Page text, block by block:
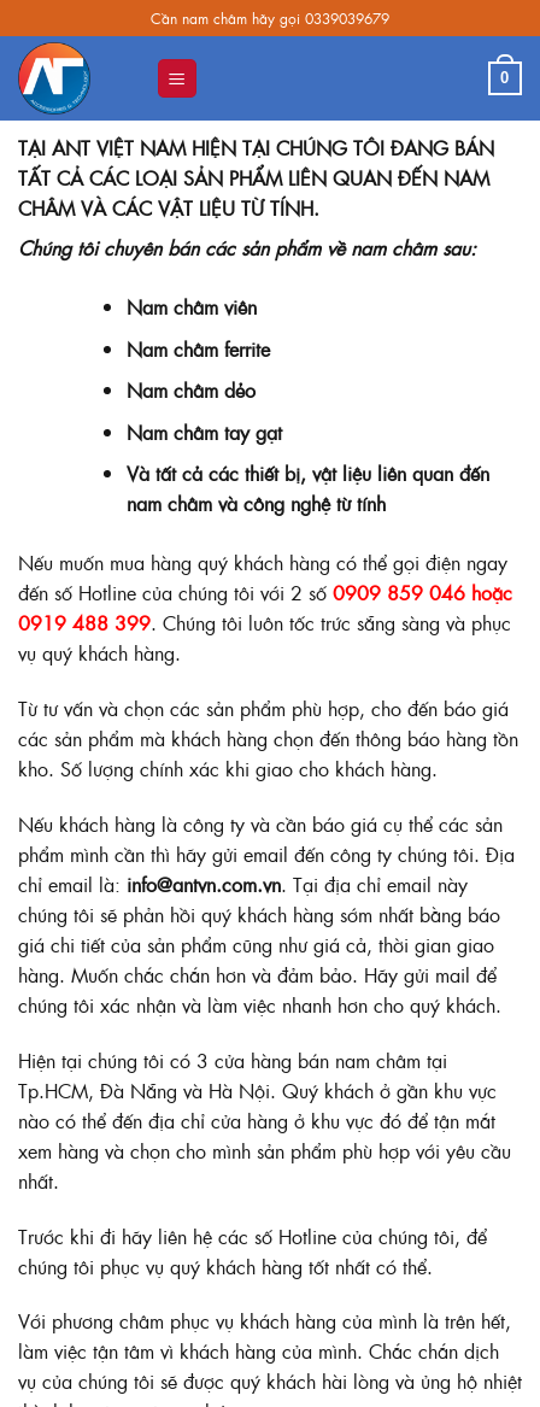
to
content
Cần nam châm hãy gọi 0339039679
0
TẠI ANT VIỆT NAM HIỆN TẠI CHÚNG TÔI ĐANG BÁN
TẤT CẢ CÁC LOẠI SẢN PHẨM LIÊN QUAN ĐẾN NAM
CHÂM VÀ CÁC VẬT LIỆU TỪ TÍNH.
Chúng tôi chuyên bán các sản phẩm về nam châm sau:
Nam châm viên
Nam châm ferrite
Nam châm dẻo
Nam châm tay gạt
Và tất cả các thiết bị, vật liệu liên quan đến
nam châm và công nghệ từ tính
Nếu muốn mua hàng quý khách hàng có thể gọi điện ngay
đến số Hotline của chúng tôi với 2 số 0909 859 046 hoặc
0919 488 399. Chúng tôi luôn tốc trức sẵng sàng và phục
vụ quý khách hàng.
Từ tư vấn và chọn các sản phẩm phù hợp, cho đến báo giá
các sản phẩm mà khách hàng chọn đến thông báo hàng tồn
kho. Số lượng chính xác khi giao cho khách hàng.
Nếu khách hàng là công ty và cần báo giá cụ thể các sản
phẩm mình cần thì hãy gửi email đến công ty chúng tôi. Địa
chỉ email là: info@antvn.com.vn. Tại địa chỉ email này
chúng tôi sẽ phản hồi quý khách hàng sớm nhất bằng báo
giá chi tiết của sản phẩm cũng như giá cả, thời gian giao
hàng. Muốn chắc chắn hơn và đảm bảo. Hãy gửi mail để
chúng tôi xác nhận và làm việc nhanh hơn cho quý khách.
Hiện tại chúng tôi có 3 cửa hàng bán nam châm tại
Tp.HCM, Đà Nẵng và Hà Nội. Quý khách ở gần khu vực
nào có thể đến địa chỉ cửa hàng ở khu vực đó để tận mắt
xem hàng và chọn cho mình sản phẩm phù hợp với yêu cầu
nhất.
Trước khi đi hãy liên hệ các số Hotline của chúng tôi, để
chúng tôi phục vụ quý khách hàng tốt nhất có thể.
Với phương châm phục vụ khách hàng của mình là trên hết,
làm việc tận tâm vì khách hàng của mình. Chắc chắn dịch
vụ của chúng tôi sẽ được quý khách hài lòng và ủng hộ nhiệt